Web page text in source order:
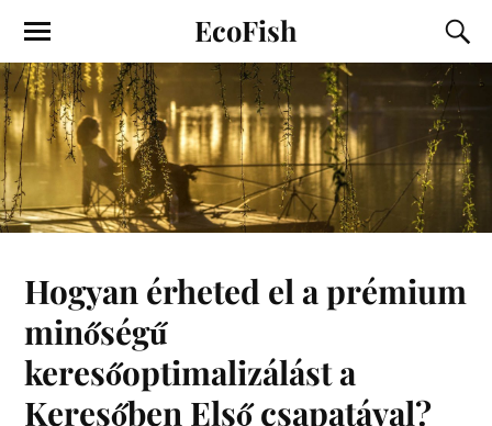
EcoFish
Hogyan érheted el a prémium
minőségű
keresőoptimalizálást a
Keresőben Első csapatával?